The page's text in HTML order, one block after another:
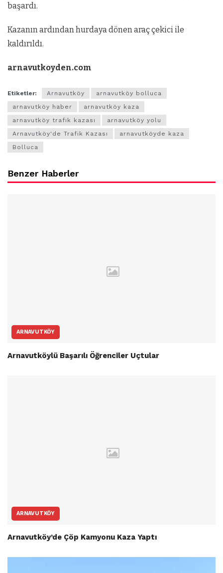
başardı.
Kazanın ardından hurdaya dönen araç çekici ile
kaldırıldı.
arnavutkoyden.com
Etiketler: Arnavutköy
arnavutköy bolluca
arnavutköy haber
arnavutköy kaza
arnavutköy trafik kazası
arnavutköy yolu
Arnavutköy'de Trafik Kazası
arnavutköyde kaza
Bolluca
Benzer Haberler
ARNAVUTKÖY
Arnavutköylü Başarılı Öğrenciler Uçtular
ARNAVUTKÖY
Arnavutköy’de Çöp Kamyonu Kaza Yaptı